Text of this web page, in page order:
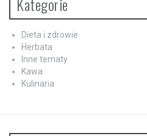
Dieta i zdrowie
Herbata
Inne tematy
Kawa
Kulinaria